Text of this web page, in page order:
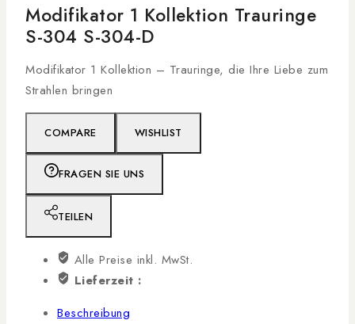
Modifikator 1 Kollektion Trauringe
S-304 S-304-D
Modifikator 1 Kollektion – Trauringe, die Ihre Liebe zum
Strahlen bringen
COMPARE WISHLIST
FRAGEN SIE UNS
TEILEN
Alle Preise inkl. MwSt.
Lieferzeit :
Beschreibung